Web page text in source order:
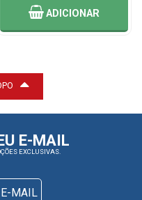
ADICIONAR
E-MAIL
EXCLUSIVAS.
MAIL